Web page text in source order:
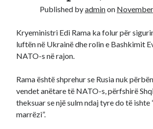
Recent Comments
A WordPress CommenteronHello world!
Published byadminon
Kryeministri Edi Rama ka folur për
luftën në Ukrainë dhe rolin e Bashkimit
NATO-s në rajon.
Rama është shprehur se Rusia nuk
vendet anëtare të NATO-s, përfshirë
theksuar se një sulm ndaj tyre do të
marrëzi”.